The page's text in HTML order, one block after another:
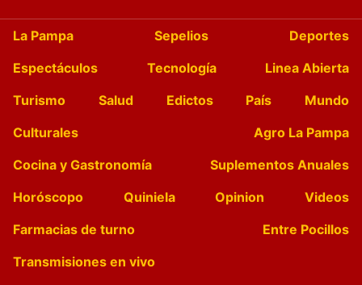
La Pampa Sepelios
Deportes
Espectáculos
Tecnología
Linea Abierta
Turismo
Salud Edictos País
Mundo
Culturales
Agro La Pampa
Cocina y Gastronomía
Suplementos Anuales
Horóscopo
Quiniela Opinion
Videos
Farmacias de turno
Entre Pocillos
Transmisiones en vivo